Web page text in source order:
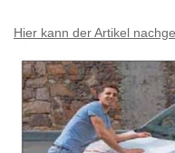
Hier kann der Artikel